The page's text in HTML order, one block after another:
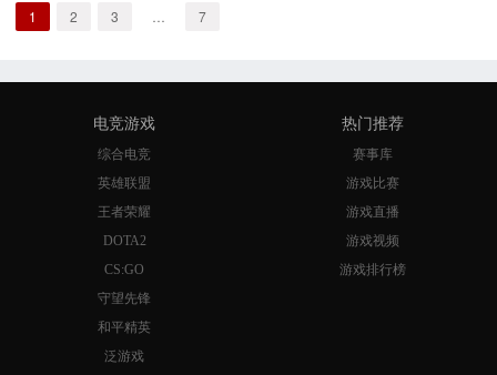
1 2 3 7
电竞游戏
综合电竞
英雄联盟
王者荣耀
DOTA2
CS:GO
守望先锋
和平精英
泛游戏
热门推荐
赛事库
游戏比赛
游戏直播
游戏视频
游戏排行榜